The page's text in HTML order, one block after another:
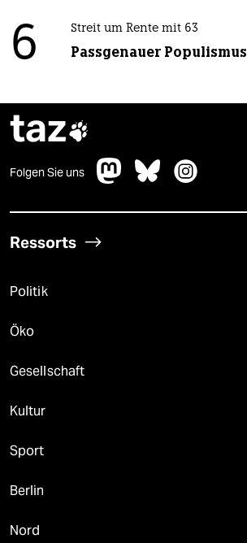
6 Streit um Rente mit 63
Passgenauer Populismus
taz
Folgen Sie uns
Ressorts
Politik
Öko
Gesellschaft
Kultur
Sport
Berlin
Nord